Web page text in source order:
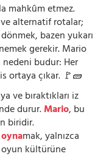
mahkûm etmez.
alternatif rotalar;
bazen yukarı
gerekir. Mario
nedeni budur: Her
ortaya çıkar. 🚩🧱
ve bıraktıkları iz
durur.Mario, bu
biridir.
oynamak, yalnızca
kültürüne